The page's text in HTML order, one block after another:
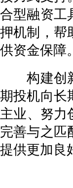
合型融资工
押机制，帮
供资金保障。
构建创新
期投机向长
主业、努力
完善与之匹
提供更加良